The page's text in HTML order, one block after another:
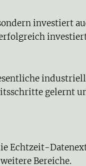
investiert
gelernt
Echtzeit-
Bereiche.